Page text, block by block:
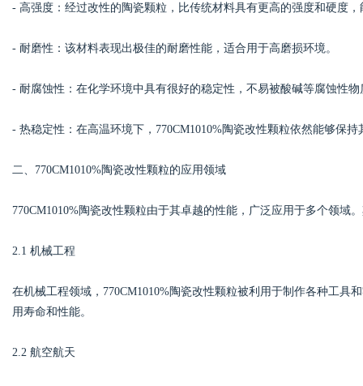
- 高强度：经过改性的陶瓷颗粒，比传统材料具有更高的强度和硬度
- 耐磨性：该材料表现出极佳的耐磨性能，适合用于高磨损环境。
- 耐腐蚀性：在化学环境中具有很好的稳定性，不易被酸碱等腐蚀性物
- 热稳定性：在高温环境下，770CM1010%陶瓷改性颗粒依然能够保
二、770CM1010%陶瓷改性颗粒的应用领域
770CM1010%陶瓷改性颗粒由于其卓越的性能，广泛应用于多个领域
2.1 机械工程
在机械工程领域，770CM1010%陶瓷改性颗粒被利用于制作各种工
用寿命和性能。
2.2 航空航天